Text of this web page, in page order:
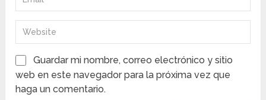
Guardar mi nombre, correo electrónico y sitio
web en este navegador para la próxima vez que
haga un comentario.